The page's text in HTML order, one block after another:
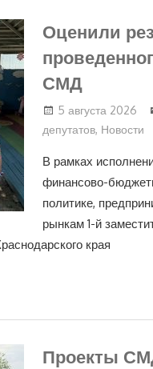
Оценили
СМД
5 августа 2026
депутатов, Новости
В рамках
финансово-
политике,
рынкам 1-й
края
Проекты